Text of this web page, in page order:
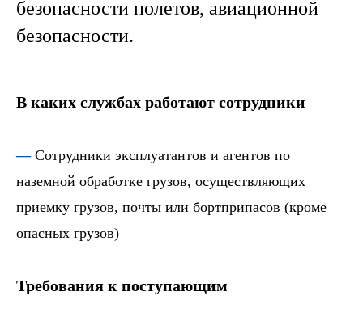
безопасности полетов, авиационной
безопасности.
В каких службах работают сотрудники
—Сотрудники эксплуатантов и агентов по
наземной обработке грузов, осуществляющих
приемку грузов, почты или бортприпасов (кроме
опасных грузов)
Требования к поступающим